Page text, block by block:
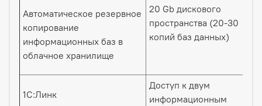
Автоматическое резервное
копирование
информационных баз в
облачное хранилище
20 Gb дискового
пространства (20-30
копий баз данных)
1С:Линк
Доступ к двум
информационным